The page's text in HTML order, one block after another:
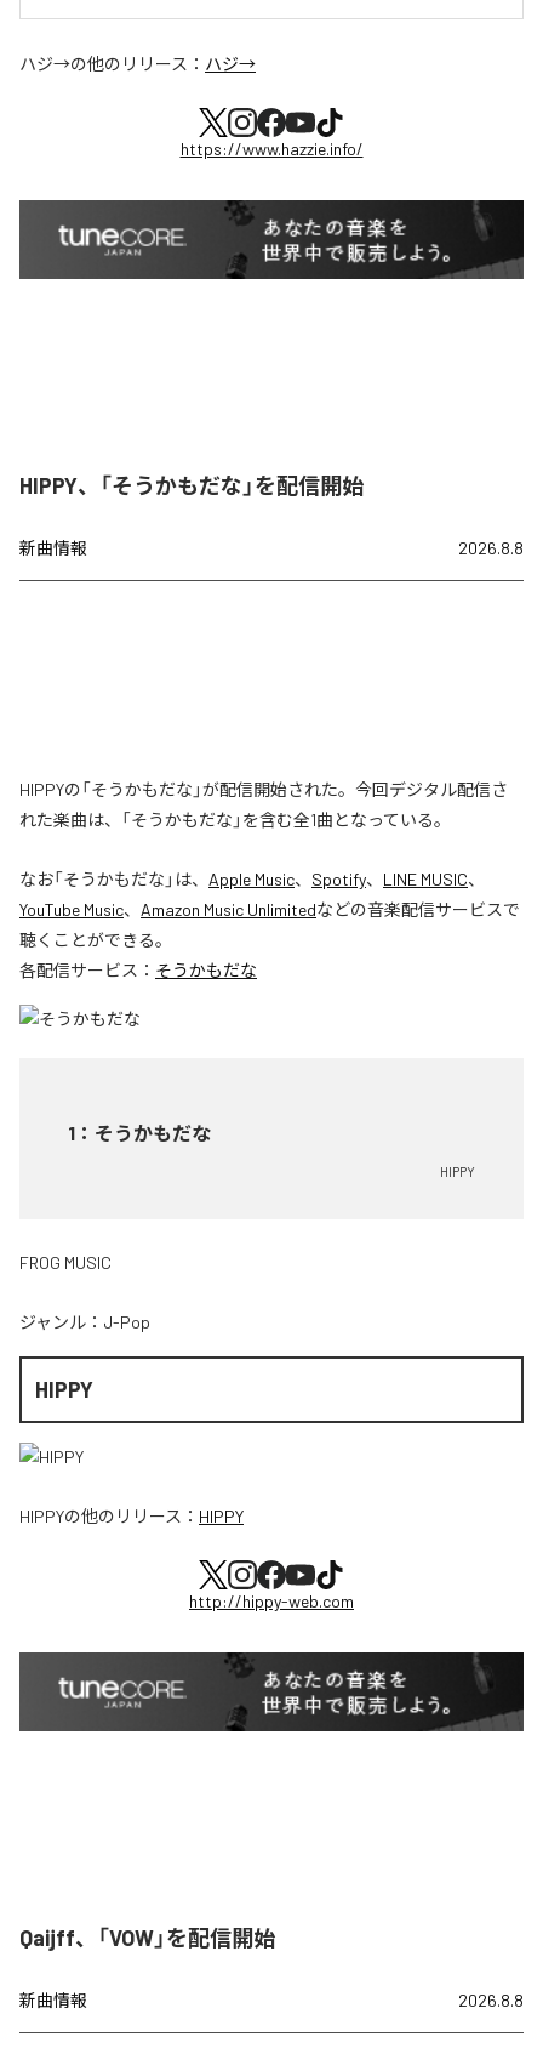
ハジ→の他のリリース： ハジ→
https://www.hazzie.info/
HIPPY、「そうかもだな」を配信開始
新曲情報 2026.8.8
HIPPYの「そうかもだな」が配信開始された。今回デジタル配信さ
れた楽曲は、「そうかもだな」を含む全1曲となっている。
なお「そうかもだな 」は、 Apple Music、 Spotify、 LINE MUSIC、
YouTube Music、 Amazon Music Unlimitedなどの音楽配信サービスで
聴くことができる。
各配信サービス： そうかもだな
1 ： そうかもだな
HIPPY
FROG MUSIC
ジャンル： J-Pop
HIPPY
HIPPYの他のリリース： HIPPY
http://hippy-web.com
Qaijff、「VOW」を配信開始
新曲情報 2026.8.8